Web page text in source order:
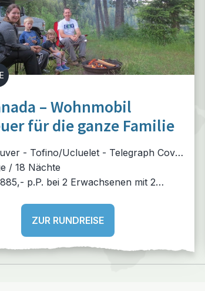
– Wohnmobil
für die ganze Familie
- Tofino/Ucluelet - Telegraph Cove
Island - Whistler - Wells Gray -
NP - Icefields Parkway - Banff NP
/ 18 Nächte
p.P. bei 2 Erwachsenen mit 2
ZUR RUNDREISE